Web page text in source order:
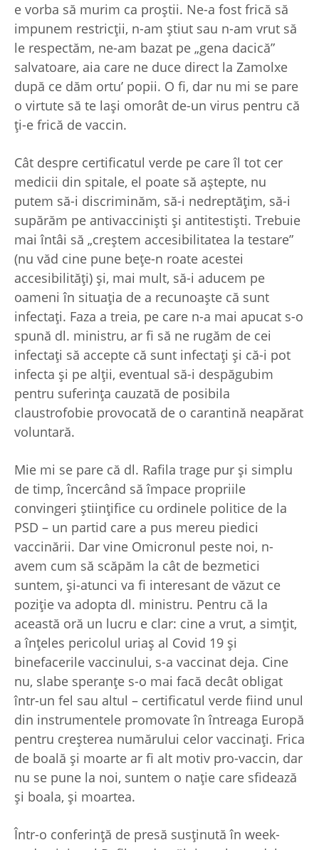
e vorba să murim ca proştii. Ne-a fost frică să
impunem restricţii, n-am ştiut sau n-am vrut să
le respectăm, ne-am bazat pe „gena dacică”
salvatoare, aia care ne duce direct la Zamolxe
după ce dăm ortu’ popii. O fi, dar nu mi se pare
o virtute să te laşi omorât de-un virus pentru că
ţi-e frică de vaccin.
Cât despre certificatul verde pe care îl tot cer
medicii din spitale, el poate să aştepte, nu
putem să-i discriminăm, să-i nedreptăţim, să-i
supărăm pe antivaccinişti şi antitestişti. Trebuie
mai întâi să „creştem accesibilitatea la testare”
(nu văd cine pune beţe-n roate acestei
accesibilităţi) şi, mai mult, să-i aducem pe
oameni în situaţia de a recunoaşte că sunt
infectaţi. Faza a treia, pe care n-a mai apucat s-o
spună dl. ministru, ar fi să ne rugăm de cei
infectaţi să accepte că sunt infectaţi şi că-i pot
infecta şi pe alţii, eventual să-i despăgubim
pentru suferinţa cauzată de posibila
claustrofobie provocată de o carantină neapărat
voluntară.
Mie mi se pare că dl. Rafila trage pur şi simplu
de timp, încercând să împace propriile
convingeri ştiinţifice cu ordinele politice de la
PSD – un partid care a pus mereu piedici
vaccinării. Dar vine Omicronul peste noi, n-
avem cum să scăpăm la cât de bezmetici
suntem, şi-atunci va fi interesant de văzut ce
poziţie va adopta dl. ministru. Pentru că la
această oră un lucru e clar: cine a vrut, a simţit,
a înţeles pericolul uriaş al Covid 19 şi
binefacerile vaccinului, s-a vaccinat deja. Cine
nu, slabe speranţe s-o mai facă decât obligat
într-un fel sau altul – certificatul verde fiind unul
din instrumentele promovate în întreaga Europă
pentru creşterea numărului celor vaccinaţi. Frica
de boală şi moarte ar fi alt motiv pro-vaccin, dar
nu se pune la noi, suntem o naţie care sfidează
şi boala, şi moartea.
Într-o conferinţă de presă susţinută în week-